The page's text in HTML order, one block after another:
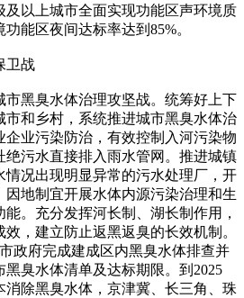
及以上城市全面实现功能区声环境质
能区夜间达标率达到85%。
战
黑臭水体治理攻坚战。统筹好上下
市和乡村，系统推进城市黑臭水体治
业污染防治，有效控制入河污染物
绝污水直接排入雨水管网。推进城镇
情况出现明显异常的污水处理厂，开
因地制宜开展水体内源污染治理和生
。充分发挥河长制、湖长制作用，
，建立防止返黑返臭的长效机制。
政府完成建成区内黑臭水体排查并
臭水体清单及达标期限。到2025
除黑臭水体，京津冀、长三角、珠